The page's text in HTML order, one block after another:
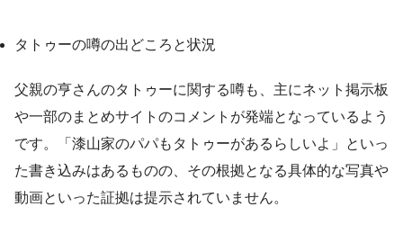
タトゥーの噂の出どころと状況
父親の亨さんのタトゥーに関する噂も、主にネット掲示板
や一部のまとめサイトのコメントが発端となっているよう
です。「漆山家のパパもタトゥーがあるらしいよ」といっ
た書き込みはあるものの、その根拠となる具体的な写真や
動画といった証拠は提示されていません。